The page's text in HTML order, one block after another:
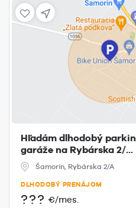
Hľadám dlhodobý
garáže na Rybárska 2/...
Šamorín, Rybárska 2/A
DLHODOBÝ PRENÁJOM
??? €/mes.